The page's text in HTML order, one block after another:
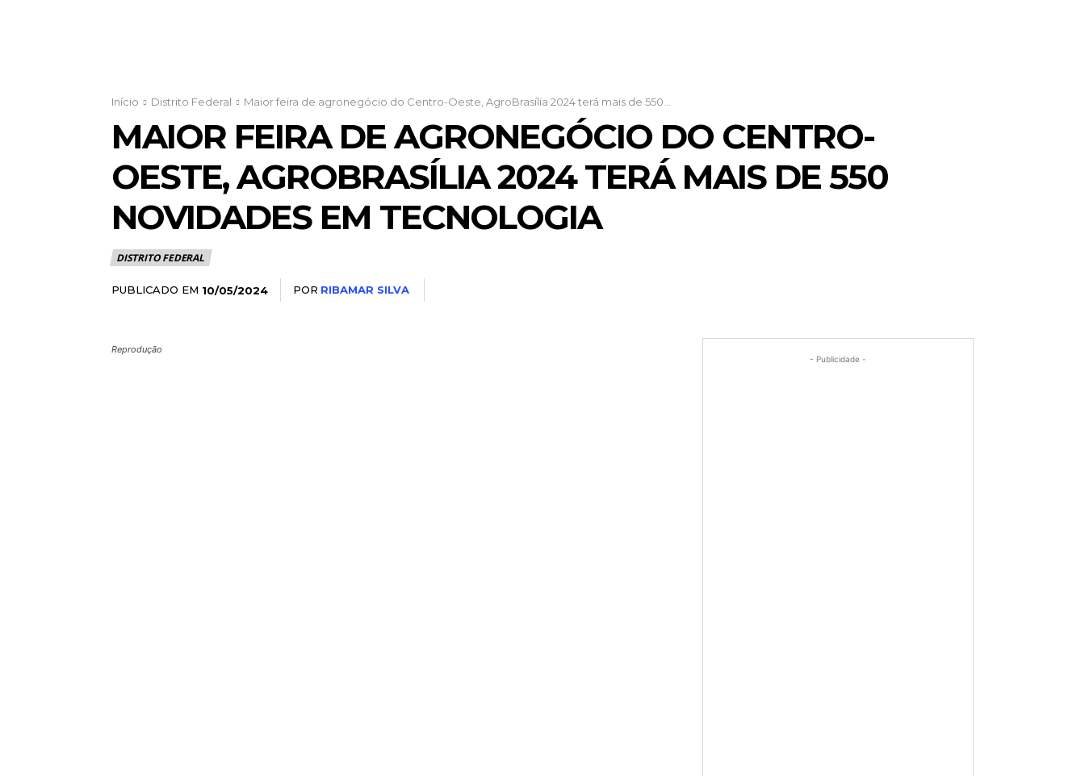
Início Distrito Federal Maior feira de agronegócio do Centro-Oeste, AgroBrasília 2024 terá mais de 550...
MAIOR FEIRA DE AGRONEGÓCIO DO CENTRO-
OESTE, AGROBRASÍLIA 2024 TERÁ MAIS DE 550
NOVIDADES EM TECNOLOGIA
DISTRITO FEDERAL
PUBLICADO EM 10/05/2024 POR RIBAMAR SILVA
Reprodução
- Publicidade -